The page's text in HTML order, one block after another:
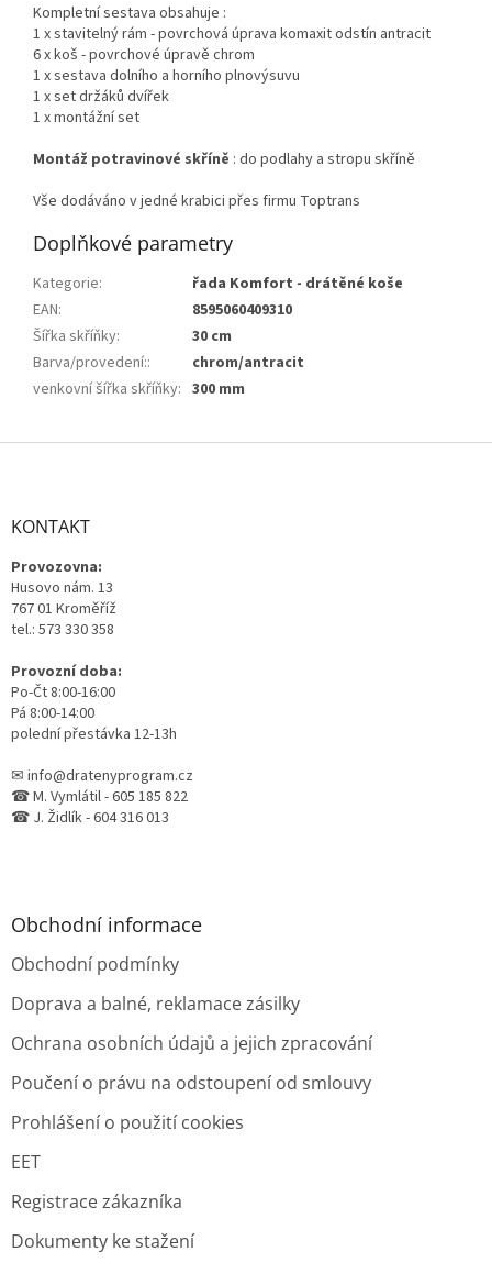
Kompletní sestava obsahuje :
1 x stavitelný rám - povrchová úprava komaxit odstín antracit
6 x koš - povrchové úpravě chrom
1 x sestava dolního a horního plnovýsuvu
1 x set držáků dvířek
1 x montážní set
Montáž potravinové skříně : do podlahy a stropu skříně
Vše dodáváno v jedné krabici přes firmu Toptrans
Doplňkové parametry
Kategorie:
řada Komfort - drátěné koše
EAN:
8595060409310
Šířka skříňky:
30 cm
Barva/provedení::
chrom/antracit
venkovní šířka skříňky: 300 mm
Z
KONTAKT
Provozovna:
Husovo nám. 13
767 01 Kroměříž
tel.: 573 330 358
Provozní doba:
Po-Čt 8:00-16:00
Pá 8:00-14:00
polední přestávka 12-13h
✉ info@dratenyprogram.cz
☎ M. Vymlátil - 605 185 822
☎ J. Židlík - 604 316 013
Obchodní informace
Obchodní podmínky
Doprava a balné, reklamace zásilky
Ochrana osobních údajů a jejich zpracování
Poučení o právu na odstoupení od smlouvy
Prohlášení o použití cookies
EET
Registrace zákazníka
Dokumenty ke stažení